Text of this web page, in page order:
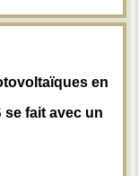
en
se fait avec un